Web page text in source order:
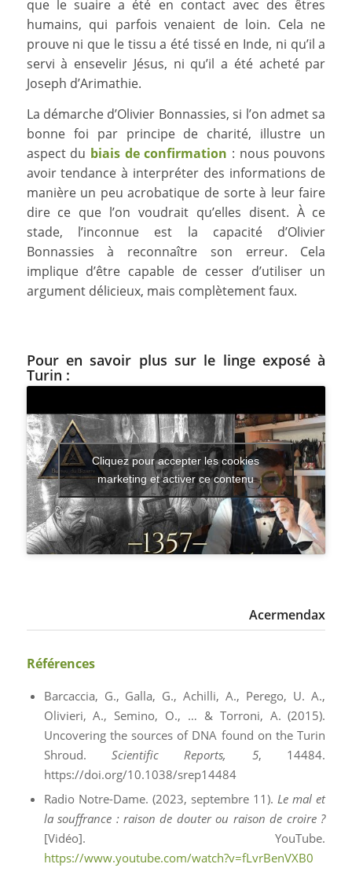
que le suaire a été en contact avec des êtres
humains, qui parfois venaient de loin. Cela ne
prouve ni que le tissu a été tissé en Inde, ni qu’il a
servi à ensevelir Jésus, ni qu’il a été acheté par
Joseph d’Arimathie.
La démarche d’Olivier Bonnassies, si l’on admet sa
bonne foi par principe de charité, illustre un
aspect du biais de confirmation : nous pouvons
avoir tendance à interpréter des informations de
manière un peu acrobatique de sorte à leur faire
dire ce que l’on voudrait qu’elles disent. À ce
stade, l’inconnue est la capacité d’Olivier
Bonnassies à reconnaître son erreur. Cela
implique d’être capable de cesser d’utiliser un
argument délicieux, mais complètement faux.
Pour en savoir plus sur le linge exposé à
Turin :
Cliquez pour accepter les cookies
marketing et activer ce contenu
Acermendax
Références
Barcaccia, G., Galla, G., Achilli, A., Perego, U. A.,
Olivieri, A., Semino, O., … & Torroni, A. (2015).
Uncovering the sources of DNA found on the Turin
Shroud. Scientific Reports, 5, 14484.
https://doi.org/10.1038/srep14484
Radio Notre-Dame. (2023, septembre 11).Le mal et
la souffrance : raison de douter ou raison de croire ?
[Vidéo]. YouTube.
https://www.youtube.com/watch?v=fLvrBenVXB0